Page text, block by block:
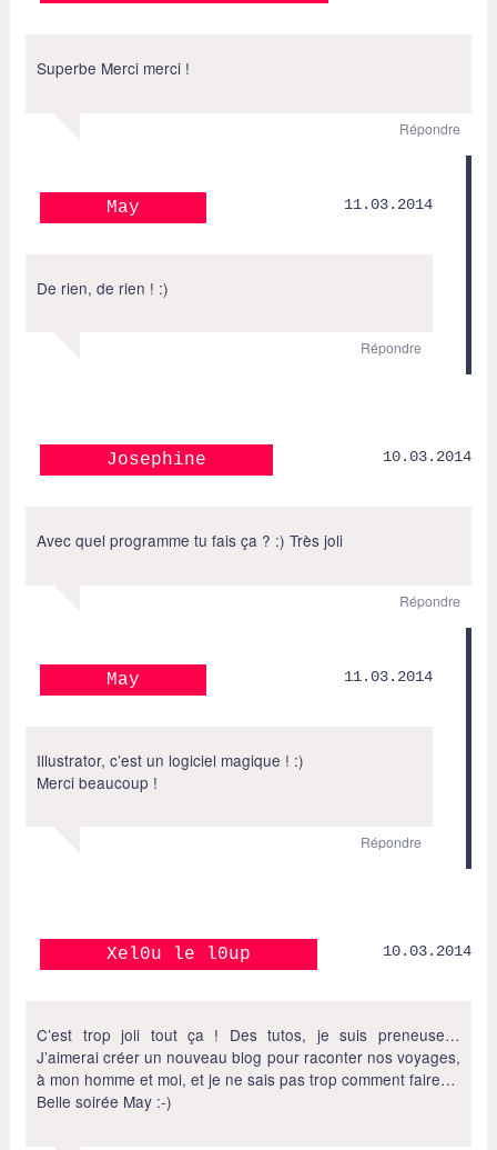
Superbe Merci merci !
Répondre
May 11.03.2014
De rien, de rien ! :)
Répondre
Josephine 10.03.2014
Avec quel programme tu fais ça ? :) Très joli
Répondre
May 11.03.2014
Illustrator, c’est un logiciel magique ! :)
Merci beaucoup !
Répondre
Xel0u le l0up 10.03.2014
C’est trop joli tout ça ! Des tutos, je suis preneuse…
J’aimerai créer un nouveau blog pour raconter nos voyages,
à mon homme et moi, et je ne sais pas trop comment faire…
Belle soirée May :-)